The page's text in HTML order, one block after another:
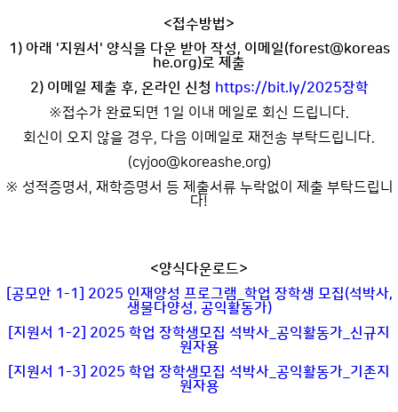
<접수방법>
1) 아래 '지원서' 양식을 다운 받아 작성, 이메일(forest@koreas
he.org)로 제출
2) 이메일 제출 후, 온라인 신청 https://bit.ly/2025장학
※접수가 완료되면 1일 이내 메일로 회신 드립니다.
회신이 오지 않을 경우, 다음 이메일로 재전송 부탁드립니다.
(cyjoo@koreashe.org)
※ 성적증명서, 재학증명서 등 제출서류 누락없이 제출 부탁드립니
다!
<양식다운로드>
[공모안 1-1] 2025 인재양성 프로그램_학업 장학생 모집(석박사,
생물다양성, 공익활동가)
[지원서 1-2] 2025 학업 장학생모집 석박사_공익활동가_신규지
원자용
[지원서 1-3] 2025 학업 장학생모집 석박사_공익활동가_기존지
원자용